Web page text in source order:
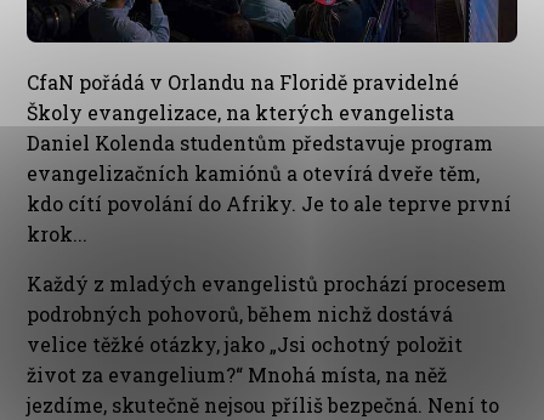
CfaN pořádá v Orlandu na Floridě pravidelné
Školy evangelizace, na kterých evangelista
Daniel Kolenda studentům představuje program
evangelizačních kamiónů a otevírá dveře těm,
kdo cítí povolání do Afriky. Je to ale teprve první
krok...
Každý z mladých evangelistů prochází procesem
podrobných pohovorů, během nichž dostává
velice těžké otázky, jako „Jsi ochotný položit
život za evangelium?“ Mnohá místa, na něž
jezdíme, skutečně nejsou příliš bezpečná. Není to